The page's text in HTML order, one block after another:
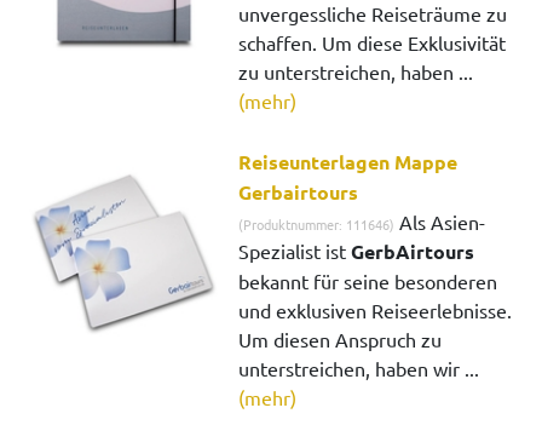
unvergessliche Reiseträume zu
schaffen. Um diese Exklusivität
zu unterstreichen, haben ...
(mehr)
Reiseunterlagen Mappe
Gerbairtours
(Produktnummer: 111646) Als Asien-
Spezialist istGerbAirtours
bekannt für seine besonderen
und exklusiven Reiseerlebnisse.
Um diesen Anspruch zu
unterstreichen, haben wir ...
(mehr)